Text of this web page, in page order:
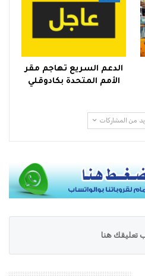
الدعم السريع تهاجم مقر
الأمم المتحدة بكادوقلي
من المشاركات
تعليقك هنا